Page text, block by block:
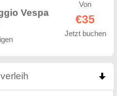
Vespa
Von
€35
Jetzt buchen
click to collapse